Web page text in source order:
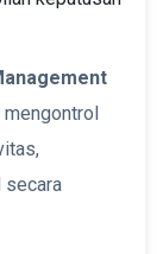
mengontrol
secara